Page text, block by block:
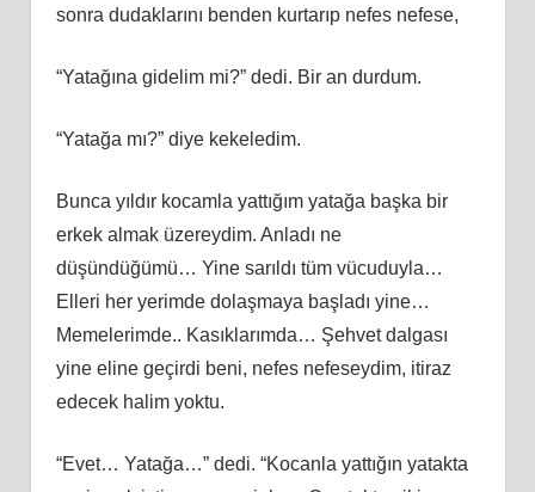
sonra dudaklarını benden kurtarıp nefes nefese,
“Yatağına gidelim mi?” dedi. Bir an durdum.
“Yatağa mı?” diye kekeledim.
Bunca yıldır kocamla yattığım yatağa başka bir
erkek almak üzereydim. Anladı ne
düşündüğümü… Yine sarıldı tüm vücuduyla…
Elleri her yerimde dolaşmaya başladı yine…
Memelerimde.. Kasıklarımda… Şehvet dalgası
yine eline geçirdi beni, nefes nefeseydim, itiraz
edecek halim yoktu.
“Evet… Yatağa…” dedi. “Kocanla yattığın yatakta